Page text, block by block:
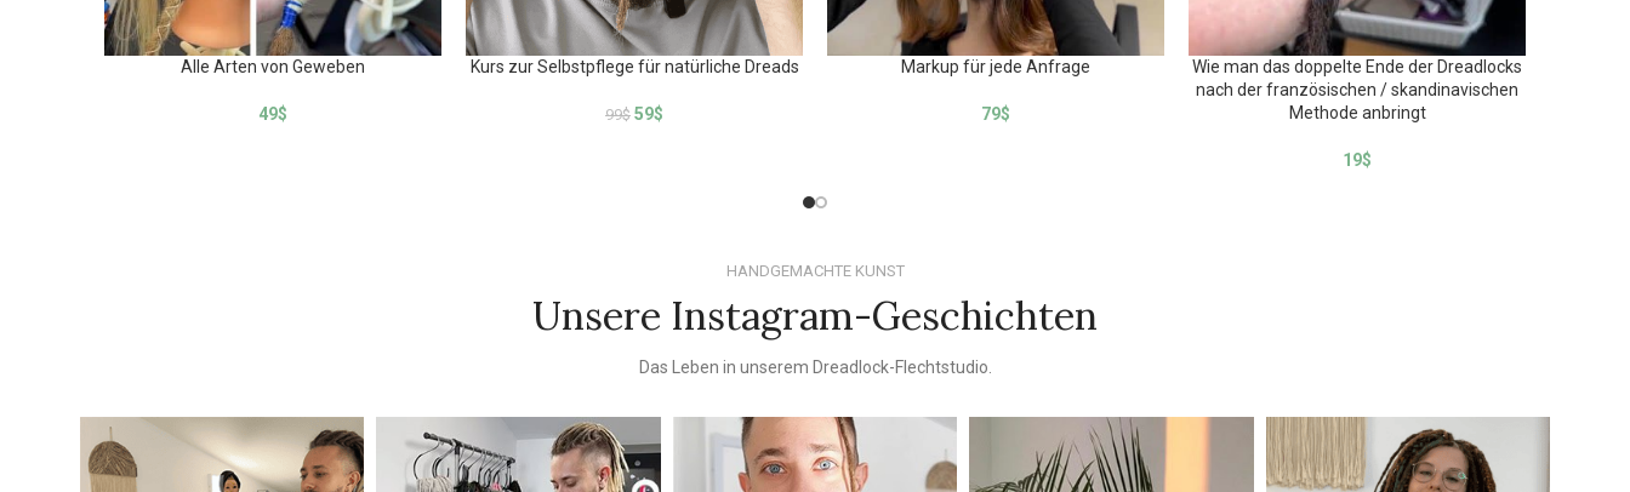
Alle Arten von Geweben
49$
Kurs zur Selbstpflege für natürliche Dreads
99$ 59$
Markup für jede Anfrage
79$
Wie man das doppelte Ende der Dreadlocks
nach der französischen / skandinavischen
Methode anbringt
19$
HANDGEMACHTE KUNST
Unsere Instagram-Geschichten
Das Leben in unserem Dreadlock-Flechtstudio.